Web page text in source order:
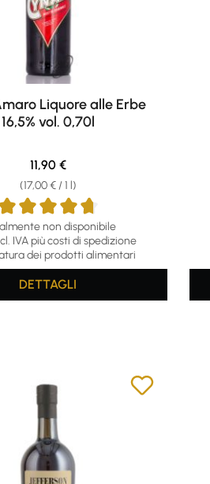
of 4.75 out of 5 stars
Liquore alle Erbe
16,5% vol. 0,70l
non disponibile
IVA più costi di spedizione
dei prodotti alimentari
(17,00 € / 1 l)
Regular price:
11,90 €
DETTAGLI